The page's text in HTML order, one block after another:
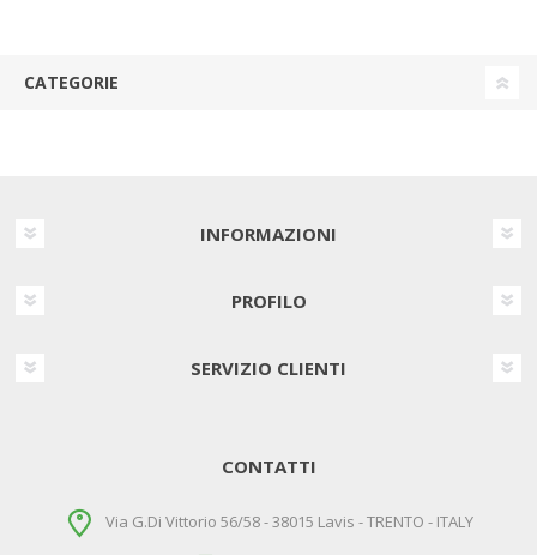
CATEGORIE
INFORMAZIONI
PROFILO
SERVIZIO CLIENTI
CONTATTI
Via G.Di Vittorio 56/58 - 38015 Lavis - TRENTO - ITALY